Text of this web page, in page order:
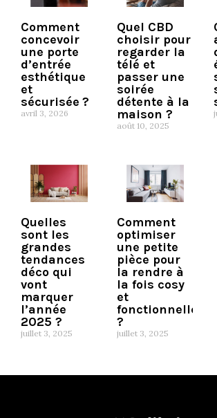
Comment
concevoir
une porte
d’entrée
esthétique
et
sécurisée ?
avril 3, 2026
Quel CBD
choisir pour
regarder la
télé et
passer une
soirée
détente à la
maison ?
août 10, 2025
Quelles
sont les
grandes
tendances
déco qui
vont
marquer
l’année
2025 ?
juillet 3, 2025
Comment
optimiser
une petite
pièce pour
la rendre à
la fois cosy
et
fonctionnelle
?
juillet 3, 2025